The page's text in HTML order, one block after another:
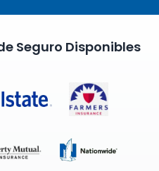
Seguro Disponibles